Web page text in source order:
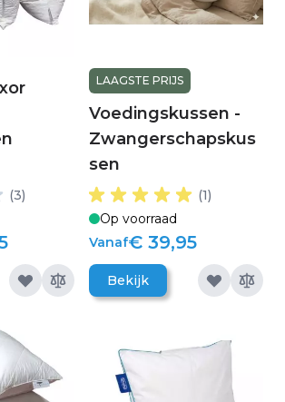
(3)
LAAGSTE PRIJS
Voedingskussen -
Zwangerschapskus
sen
(1)
Op voorraad
Vanaf€ 39,95
Bekijk